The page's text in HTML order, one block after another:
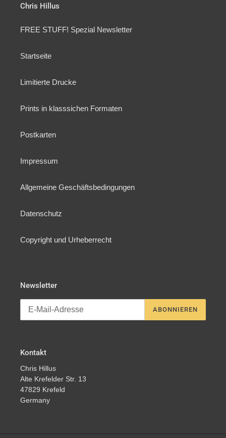
Chris Hillus
FREE STUFF! Spezial Newsletter
Startseite
Limitierte Drucke
Prints in klasssichen Formaten
Postkarten
Impressum
Allgemeine Geschäftsbedingungen
Datenschutz
Copyright und Urheberrecht
Newsletter
ABONNIEREN
Kontakt
Chris Hillus
Alte Krefelder Str. 13
47829 Krefeld
Germany